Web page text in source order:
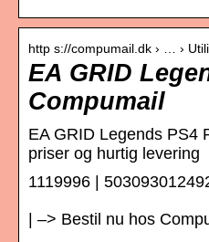
http s://compumail.dk › … ›
EA GRID
Compumail
EA GRID Legends PS4
priser og hurtig levering
1119996 |
| –> Bestil nu hos